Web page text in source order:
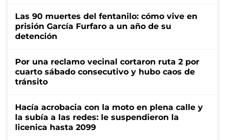
Las 90 muertes del fentanilo: cómo vive en
prisión García Furfaro a un año de su
detención
Por una reclamo vecinal cortaron ruta 2 por
cuarto sábado consecutivo y hubo caos de
tránsito
Hacía acrobacia con la moto en plena calle y
la subía a las redes: le suspendieron la
licenica hasta 2099